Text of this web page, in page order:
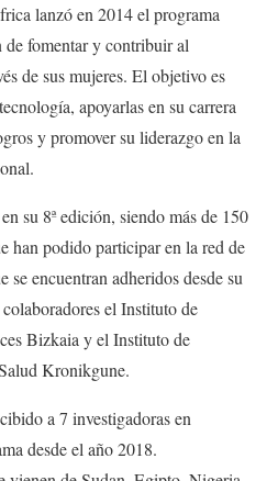
lanzó en 2014 el programa
fomentar y contribuir al
de sus mujeres. El objetivo es
apoyarlas en su carrera
y promover su liderazgo en la
su 8ª edición, siendo más de 150
han podido participar en la red de
se encuentran adheridos desde su
el Instituto de
Bizkaia y el Instituto de
Kronikgune.
a 7 investigadoras en
desde el año 2018.